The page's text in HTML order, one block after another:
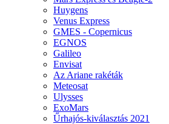
Huygens
Venus Express
GMES - Copernicus
EGNOS
Galileo
Envisat
Az Ariane rakéták
Meteosat
Ulysses
ExoMars
Űrhajós-kiválasztás 2021